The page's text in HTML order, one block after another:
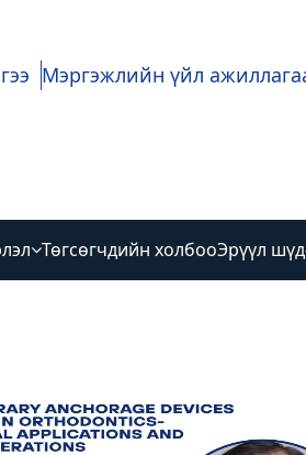
Мэргэжлийн үйл
Төгсөгчдийн холбооЭрүүл